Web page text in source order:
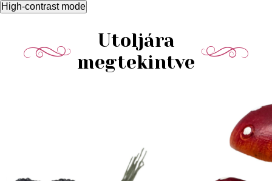
High-contrast mode
Utoljára
megtekintve